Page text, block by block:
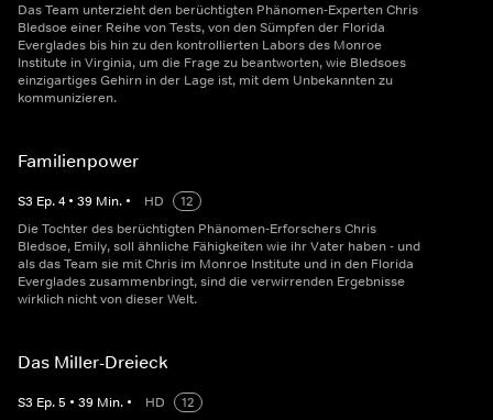
Das Team unterzieht den berüchtigten Phänomen-Experten Chris
Bledsoe einer Reihe von Tests, von den Sümpfen der Florida
Everglades bis hin zu den kontrollierten Labors des Monroe
Institute in Virginia, um die Frage zu beantworten, wie Bledsoes
einzigartiges Gehirn in der Lage ist, mit dem Unbekannten zu
kommunizieren.
Familienpower
S3 Ep.4 • 39 Min. • HD
12
Die Tochter des berüchtigten Phänomen-Erforschers Chris
Bledsoe, Emily, soll ähnliche Fähigkeiten wie ihr Vater haben - und
als das Team sie mit Chris im Monroe Institute und in den Florida
Everglades zusammenbringt, sind die verwirrenden Ergebnisse
wirklich nicht von dieser Welt.
Das Miller-Dreieck
S3 Ep.5 • 39 Min. • HD
12